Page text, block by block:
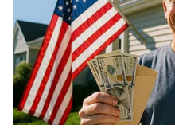
Image Credit :Gemini AI
దేశంలోనే అత్యంత చౌక
ధర పరంగా చూస్తే రిలయన్స్
దేశంలోనే అత్యంత చౌకైన
ప్లాన్ 14 రోజుల వ్యాలిడిటీతో